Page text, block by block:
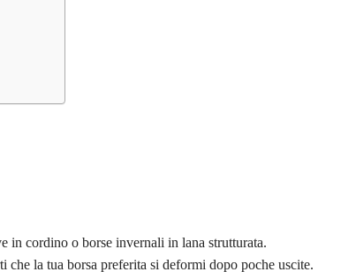
in cordino o borse invernali in lana strutturata.
che la tua borsa preferita si deformi dopo poche uscite.